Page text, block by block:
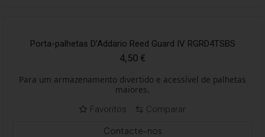
Porta-palhetas D’Addario Reed Guard IV RGRD4TSBS
4,50 €
Para um armazenamento divertido e acessível de palhetas
maiores.
Favoritos
Comparar
Contacte-nos